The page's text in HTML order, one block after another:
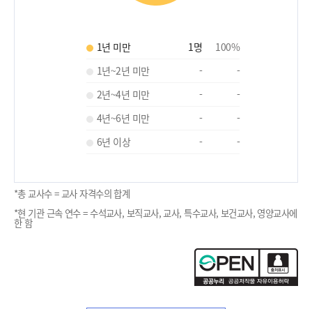
1년 미만 1명 100%
1년~2년 미만
-
-
2년~4년 미만
-
-
4년~6년 미만
-
-
6년 이상
- -
*총 교사수 = 교사 자격수의 합계
*현 기관 근속 연수 = 수석교사, 보직교사, 교사, 특수교사, 보건교사, 영양교사에
한 함